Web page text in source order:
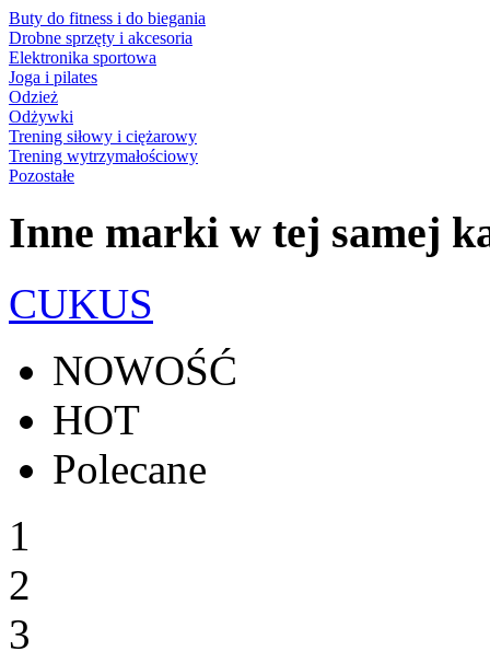
Buty do fitness i do biegania
Drobne sprzęty i akcesoria
Elektronika sportowa
Joga i pilates
Odzież
Odżywki
Trening siłowy i ciężarowy
Trening wytrzymałościowy
Pozostałe
Inne marki w tej samej
CUKUS
NOWOŚĆ
HOT
Polecane
1
2
3